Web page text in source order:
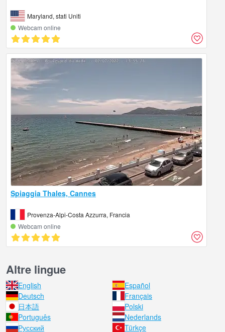
Maryland, stati Uniti
Webcam online
Spiaggia Thales, Cannes
Provenza-Alpi-Costa Azzurra, Francia
Webcam online
Altre lingue
English
Español
Deutsch
Français
日本語
Polski
Português
Nederlands
Русский
Türkçe